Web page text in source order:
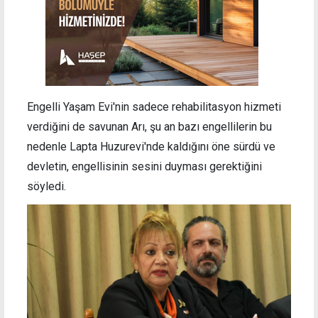
Engelli Yaşam Evi'nin sadece rehabilitasyon hizmeti
verdiğini de savunan Arı, şu an bazı engellilerin bu
nedenle Lapta Huzurevi'nde kaldığını öne sürdü ve
devletin, engellisinin sesini duyması gerektiğini
söyledi.